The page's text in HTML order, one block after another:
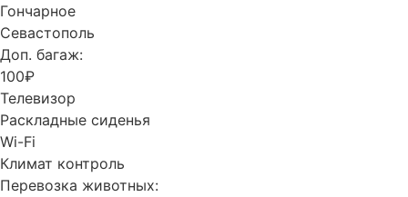
Гончарное
Севастополь
Доп. багаж:
100₽
Телевизор
Раскладные сиденья
Wi-Fi
Климат контроль
Перевозка животных: